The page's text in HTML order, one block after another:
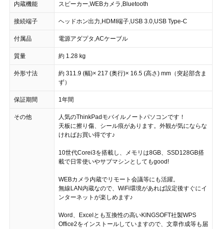
内蔵機能 スピーカー,WEBカメラ,Bluetooth
接続端子 ヘッドホン出力,HDMI端子,USB 3.0,USB Type-C
付属品 電源アダプタ,ACケーブル
質量 約 1.28 kg
外形寸法
約 311.9 (幅)× 217 (奥行)× 16.5 (高さ) mm（突起部含ま
ず）
保証期間 1年間
その他
人気のThinkPadモバイルノートパソコンです！
天板に擦り傷、シール痕があります。外観が気にならな
ければお買い得です♪
10世代Corei3を搭載し、メモリは8GB、SSD128GB搭
載で日常使いやサブマシンとしてもgood!
WEBカメラ内蔵でリモート会議等にも活躍。
無線LAN内蔵なので、WiFi環境があれば設定後すぐにイ
ンターネットが楽しめます♪
Word、Excelとも互換性の高いKINGSOFT社製WPS
Office2をインストールしていますので、文章作成等も届